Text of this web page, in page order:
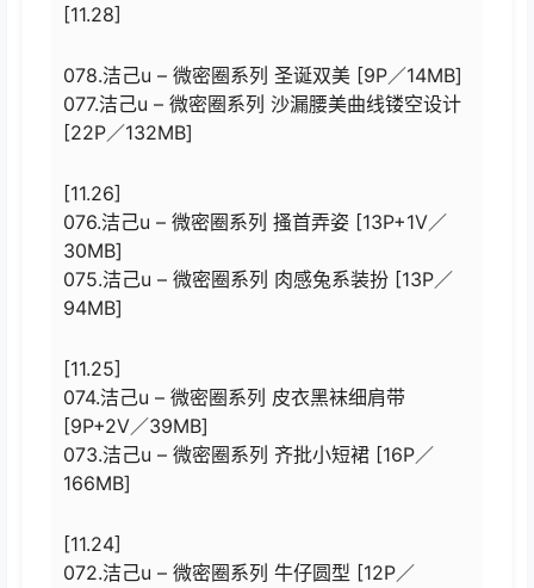
[11.28]
078.洁己u – 微密圈系列 圣诞双美 [9P／14MB]
077.洁己u – 微密圈系列 沙漏腰美曲线镂空设计
[22P／132MB]
[11.26]
076.洁己u – 微密圈系列 搔首弄姿 [13P+1V／
30MB]
075.洁己u – 微密圈系列 肉感兔系装扮 [13P／
94MB]
[11.25]
074.洁己u – 微密圈系列 皮衣黑袜细肩带
[9P+2V／39MB]
073.洁己u – 微密圈系列 齐批小短裙 [16P／
166MB]
[11.24]
072.洁己u – 微密圈系列 牛仔圆型 [12P／